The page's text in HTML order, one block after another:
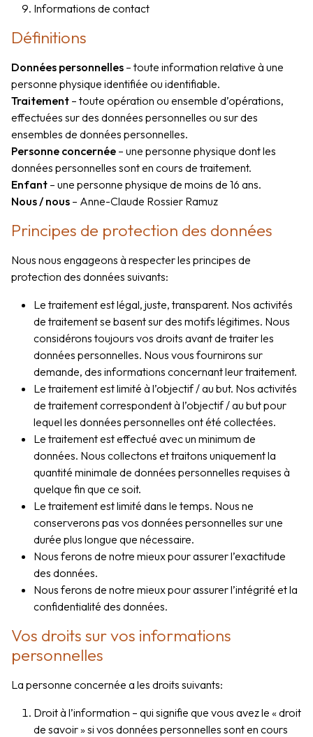
Informations de contact
Définitions
Données personnelles – toute information relative à une
personne physique identifiée ou identifiable.
Traitement – toute opération ou ensemble d’opérations,
effectuées sur des données personnelles ou sur des
ensembles de données personnelles.
Personne concernée – une personne physique dont les
données personnelles sont en cours de traitement.
Enfant – une personne physique de moins de 16 ans.
Nous / nous – Anne-Claude Rossier Ramuz
Principes de protection des données
Nous nous engageons à respecter les principes de
protection des données suivants:
Le traitement est légal, juste, transparent. Nos activités
de traitement se basent sur des motifs légitimes. Nous
considérons toujours vos droits avant de traiter les
données personnelles. Nous vous fournirons sur
demande, des informations concernant leur traitement.
Le traitement est limité à l’objectif / au but. Nos activités
de traitement correspondent à l’objectif / au but pour
lequel les données personnelles ont été collectées.
Le traitement est effectué avec un minimum de
données. Nous collectons et traitons uniquement la
quantité minimale de données personnelles requises à
quelque fin que ce soit.
Le traitement est limité dans le temps. Nous ne
conserverons pas vos données personnelles sur une
durée plus longue que nécessaire.
Nous ferons de notre mieux pour assurer l’exactitude
des données.
Nous ferons de notre mieux pour assurer l’intégrité et la
confidentialité des données.
Vos droits sur vos informations
personnelles
La personne concernée a les droits suivants:
Droit à l’information – qui signifie que vous avez le « droit
de savoir » si vos données personnelles sont en cours